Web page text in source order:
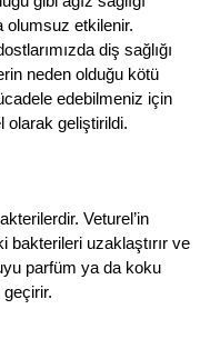
olumsuz etkilenir.
diş sağlığı
neden olduğu kötü
edebilmeniz için
olarak geliştirildi.
Veturel’in
bakterileri uzaklaştırır ve
parfüm ya da koku